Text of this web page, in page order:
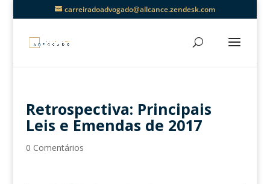
carreiradoadvogado@allcance.zendesk.com
Retrospectiva: Principais
Leis e Emendas de 2017
0 Comentários